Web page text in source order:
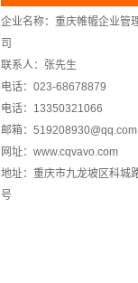
企业名称：重庆帷幄企业管
司
联系人：张先生
电话：023-68678879
电话：13350321066
邮箱：519208930@qq.com
网址：www.cqvavo.com
地址：重庆市九龙坡区科城
号